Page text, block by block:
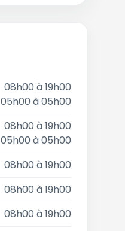
08h00 à 19h00
05h00 à 05h00
08h00 à 19h00
05h00 à 05h00
08h00 à 19h00
08h00 à 19h00
08h00 à 19h00